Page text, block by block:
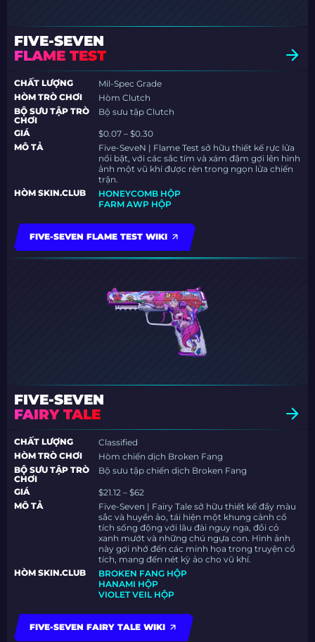
FIVE-SEVEN
FLAME TEST
CHẤT LƯỢNG
Mil-Spec Grade
HÒM TRÒ CHƠI
Hòm Clutch
BỘ SƯU TẬP TRÒ
CHƠI
Bộ sưu tập Clutch
GIÁ
$0.07 – $0.30
MÔ TẢ
Five-SeveN | Flame Test sở hữu thiết kế rực lửa
nổi bật, với các sắc tím và xám đậm gợi lên hình
ảnh một vũ khí được rèn trong ngọn lửa chiến
trận.
HÒM SKIN.CLUB
HONEYCOMB HỘP
FARM AWP HỘP
FIVE-SEVEN FLAME TEST WIKI
FIVE-SEVEN
FAIRY TALE
CHẤT LƯỢNG
Classified
HÒM TRÒ CHƠI
Hòm chiến dịch Broken Fang
BỘ SƯU TẬP TRÒ
CHƠI
Bộ sưu tập chiến dịch Broken Fang
GIÁ
$21.12 – $62
MÔ TẢ
Five-Seven | Fairy Tale sở hữu thiết kế đầy màu
sắc và huyền ảo, tái hiện một khung cảnh cổ
tích sống động với lâu đài nguy nga, đồi cỏ
xanh mướt và những chú ngựa con. Hình ảnh
này gợi nhớ đến các minh họa trong truyện cổ
tích, mang đến nét kỳ ảo cho vũ khí.
HÒM SKIN.CLUB
BROKEN FANG HỘP
HANAMI HỘP
VIOLET VEIL HỘP
FIVE-SEVEN FAIRY TALE WIKI